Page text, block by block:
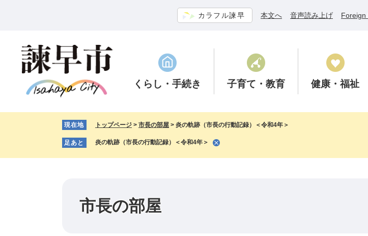
カラフル諫早 本文へ 音声読み上げ Foreign
くらし ・手続き 子育て ・教育 健康 ・福祉
現在地 トップページ > 市長の部屋 > 炎の軌跡（市長の行動記録）＜令和4年＞
足あと 炎の軌跡（市長の行動記録）＜令和4年＞
市長の部屋